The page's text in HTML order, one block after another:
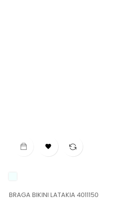

BRAGA BIKINI LATAKIA 4011150